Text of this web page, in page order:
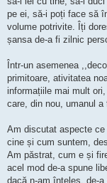
pe ei, să-i poți face să
volume potrivite. Îți
șansa de-a fi zilnic
Într-un asemenea
primitoare, ativitatea
informațiile mai mult
care, din nou, umanul
Am discutat aspecte
cine și cum suntem,
Am păstrat, cum e și
acel mod de-a spune
dacă n-am înțeles, de-